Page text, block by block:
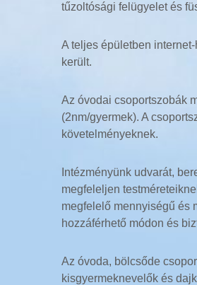
tűzoltósági felügyelet és
A teljes épületben
került.
Az óvodai csoportszobák
(2nm/gyermek). A
követelményeknek.
Intézményünk udvarát,
megfeleljen
megfelelő mennyiségű és
hozzáférhető módon és
Az óvoda, bölcsőde
kisgyermeknevelők és